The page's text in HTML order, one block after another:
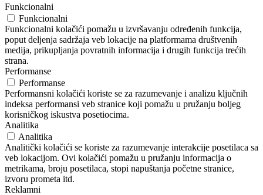
Funkcionalni
Funkcionalni
Funkcionalni kolačići pomažu u izvršavanju određenih funkcija,
poput deljenja sadržaja veb lokacije na platformama društvenih
medija, prikupljanja povratnih informacija i drugih funkcija trećih
strana.
Performanse
Performanse
Performansni kolačići koriste se za razumevanje i analizu ključnih
indeksa performansi veb stranice koji pomažu u pružanju boljeg
korisničkog iskustva posetiocima.
Analitika
Analitika
Analitički kolačići se koriste za razumevanje interakcije posetilaca sa
veb lokacijom. Ovi kolačići pomažu u pružanju informacija o
metrikama, broju posetilaca, stopi napuštanja početne stranice,
izvoru prometa itd.
Reklamni